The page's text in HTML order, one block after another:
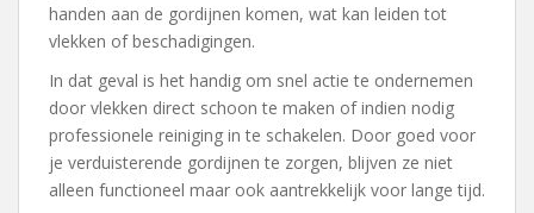
handen aan de gordijnen komen, wat kan leiden tot
vlekken of beschadigingen.
In dat geval is het handig om snel actie te ondernemen
door vlekken direct schoon te maken of indien nodig
professionele reiniging in te schakelen. Door goed voor
je verduisterende gordijnen te zorgen, blijven ze niet
alleen functioneel maar ook aantrekkelijk voor lange tijd.